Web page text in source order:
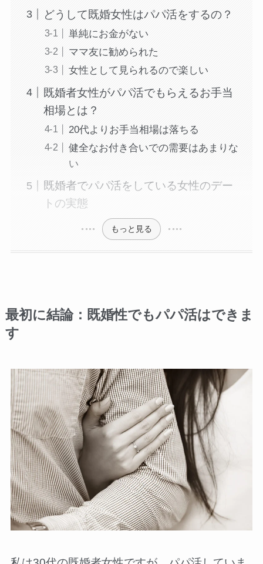
どうして既婚女性はパパ活をするの？
単純にお金がない
ママ友に勧められた
女性として見られるので楽しい
既婚者女性がパパ活でもらえるお手当
相場とは？
20代よりお手当相場は落ちる
健全なお付き合いでの需要はあまりな
い
既婚者でパパ活をしている女性のデー
トの実態
もっと見る
最初に結論：既婚性でもパパ活はできま
す